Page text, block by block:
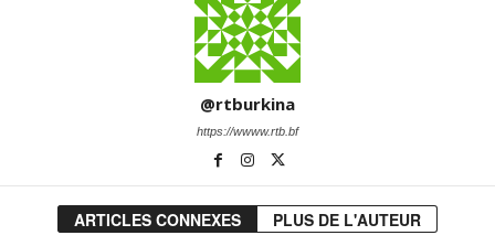
@rtburkina
https://wwww.rtb.bf
ARTICLES CONNEXES PLUS DE L'AUTEUR